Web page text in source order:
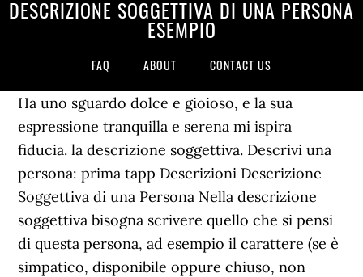
DESCRIZIONE SOGGETTIVA DI UNA PERSONA
ESEMPIO
FAQ ABOUT CONTACT US
Ha uno sguardo dolce e gioioso, e la sua
espressione tranquilla e serena mi ispira
fiducia. la descrizione soggettiva. Descrivi una
persona: prima tapp Descrizioni Descrizione
Soggettiva di una Persona Nella descrizione
soggettiva bisogna scrivere quello che si pensi
di questa persona, ad esempio il carattere (se è
simpatico, disponibile oppure chiuso, non